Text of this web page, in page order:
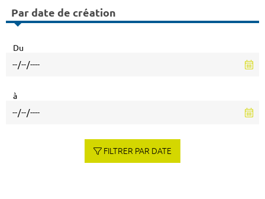
Par date de création
Du
à
FILTRER PAR DATE